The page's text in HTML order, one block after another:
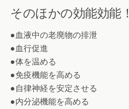
そのほかの効能効能！
●血液中の老廃物の排泄
●血行促進
●体を温める
●免疫機能を高める
●自律神経を安定させる
●内分泌機能を高める